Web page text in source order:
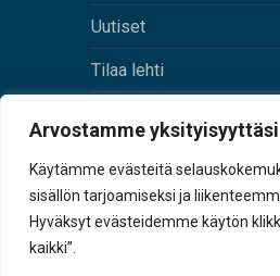
Arvostamme yksityisyyttäsi
Käytämme evästeitä
sisällön tarjoamiseksi ja
Hyväksyt evästeidemme käytön
kaikki”.
Uutiset
Tilaa lehti